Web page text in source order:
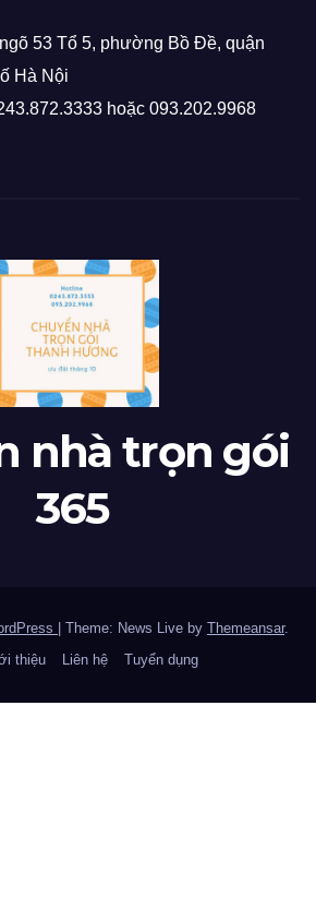
53 Tổ 5, phường Bồ Đề, quận
Hà Nội
hoặc 093.202.9968
nhà trọn gói
365
| Theme: News Live by Themeansar.
thiệu Liên hệ Tuyển dụng